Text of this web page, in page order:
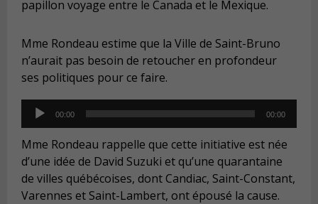
papillon voyage entre le Canada et le Mexique.
Mme Rondeau estime que la Ville de Saint-Bruno
n’aurait pas besoin de retoucher en profondeur
ses politiques pour ce faire.
Audio
Player
00:00 00:00
Mme Rondeau rappelle que cette initiative est née
d’une idée de David Suzuki et qu’une quarantaine
de villes québécoises, dont Candiac, Saint-Constant,
Varennes et Saint-Lambert, ont épousé la cause.